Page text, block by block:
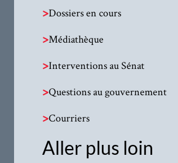
>Dossiers en cours
>Médiathèque
>Interventions au Sénat
>Questions au gouvernement
>Courriers
Aller plus loin